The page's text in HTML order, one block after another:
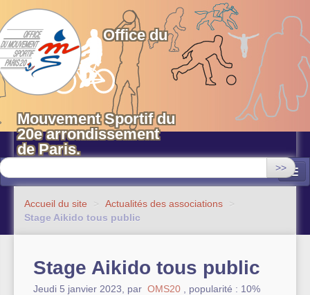
OMS 20 Paris
Office du
Mouvement Sportif du
20e arrondissement
de Paris.
>>
Equipements sportifs municipaux
Evénements
Accueil du site > Actualités des associations
>
Stage Aikido tous public
Stage Aikido tous public
Jeudi 5 janvier 2023 par OMS20
popularité : 10%